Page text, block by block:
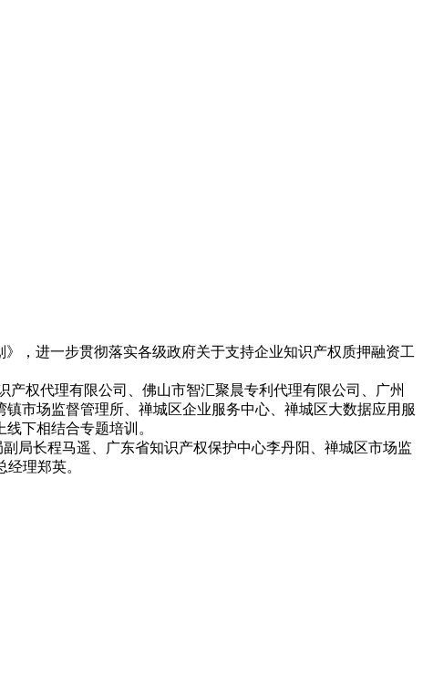
，进一步贯彻落实各级政府关于支持企业知识产权质押融资工
权代理有限公司、佛山市智汇聚晨专利代理有限公司、广州
市场监督管理所、禅城区企业服务中心、禅城区大数据应用服
下相结合专题培训。
局长程马遥、广东省知识产权保护中心李丹阳、禅城区市场监
理郑英。